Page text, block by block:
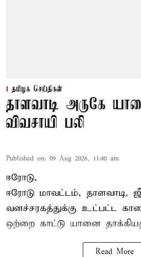
தமிழக செய்திகள்
தாளவாடி அருகே
விவசாயி பலி
Published on: 09 Aug 2026, 11:40 am
ஈரோடு,
ஈரோடு மாவட்டம், தாளவாடி,
வனச்சரகத்துக்கு உட்பட்ட
ஒற்றை காட்டு யானை தாக்கி
Read More